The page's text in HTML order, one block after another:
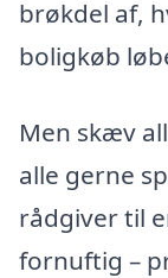
brøkdel af,
boligkøb
Men skæv
alle gerne
rådgiver til
fornuftig –